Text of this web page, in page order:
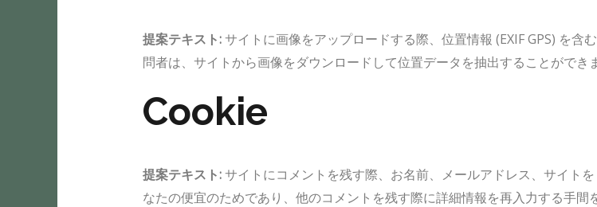
提案テキスト:サイトに画像をアップロードする際、位置情報 (EXIF GPS) を
問者は、サイトから画像をダウンロードして位置データを抽出することができま
Cookie
提案テキスト:サイトにコメントを残す際、お名前、メールアドレス、サイト
なたの便宜のためであり、他のコメントを残す際に詳細情報を再入力する手間